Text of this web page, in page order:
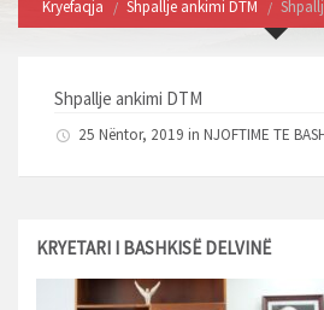
Kryefaqja Shpallje ankimi DTM
Shpallje ankimi DTM
25 Nëntor, 2019 in NJOFTIME TE
KRYETARI I BASHKISË DELVINË